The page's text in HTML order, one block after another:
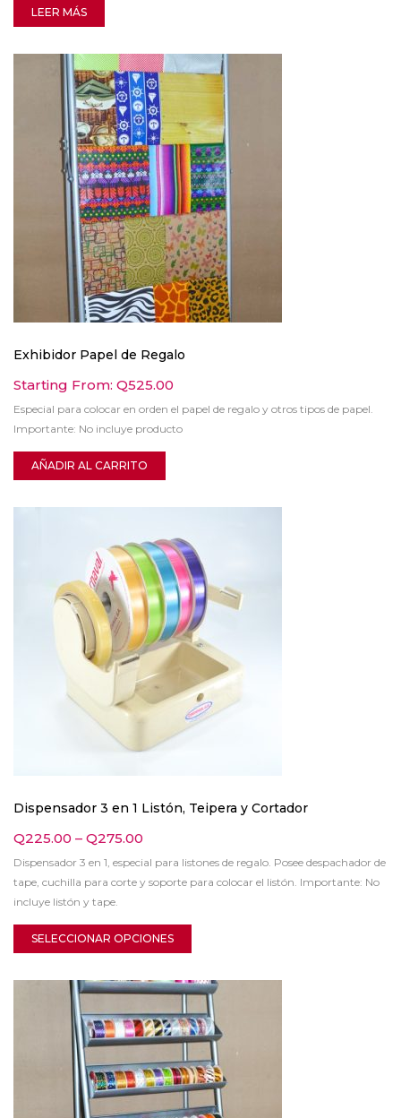
LEER MÁS
Exhibidor Papel de Regalo
Starting From: Q525.00
Especial para colocar en orden el papel de regalo y otros tipos de papel.
Importante: No incluye producto
AÑADIR AL CARRITO
Dispensador 3 en 1 Listón, Teipera y Cortador
Q225.00 – Q275.00
Dispensador 3 en 1, especial para listones de regalo. Posee despachador de
tape, cuchilla para corte y soporte para colocar el listón. Importante: No
incluye listón y tape.
SELECCIONAR OPCIONES